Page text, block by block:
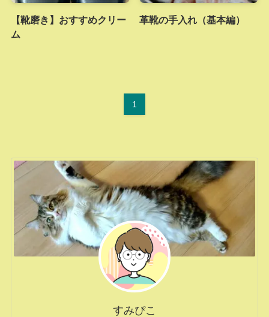
【靴磨き】おすすめクリー
ム
革靴の手入れ（基本編）
1
すみぴこ